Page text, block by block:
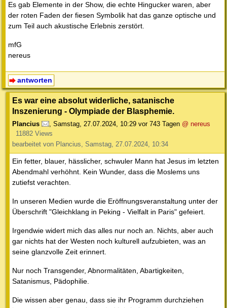
Es gab Elemente in der Show, die echte Hingucker waren, aber
der roten Faden der fiesen Symbolik hat das ganze optische und
zum Teil auch akustische Erlebnis zerstört.
mfG
nereus
antworten
Es war eine absolut widerliche, satanische
Inszenierung - Olympiade der Blasphemie.
Plancius , Samstag, 27.07.2024, 10:29 vor 743 Tagen @ nereus
11882 Views
bearbeitet von Plancius, Samstag, 27.07.2024, 10:34
Ein fetter, blauer, hässlicher, schwuler Mann hat Jesus im letzten
Abendmahl verhöhnt. Kein Wunder, dass die Moslems uns
zutiefst verachten.
In unseren Medien wurde die Eröffnungsveranstaltung unter der
Überschrift "Gleichklang in Peking - Vielfalt in Paris" gefeiert.
Irgendwie widert mich das alles nur noch an. Nichts, aber auch
gar nichts hat der Westen noch kulturell aufzubieten, was an
seine glanzvolle Zeit erinnert.
Nur noch Transgender, Abnormalitäten, Abartigkeiten,
Satanismus, Pädophilie.
Die wissen aber genau, dass sie ihr Programm durchziehen